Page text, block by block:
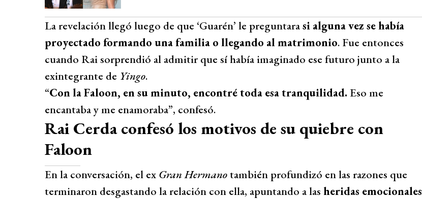
La revelación llegó luego de que ‘Guarén’ le preguntarasi alguna vez se había
proyectado formando una familia o llegando al matrimonio. Fue entonces
cuando Rai sorprendió al admitir que sí había imaginado ese futuro junto a la
exintegrante de Yingo.
“Con la Faloon, en su minuto, encontré toda esa tranquilidad. Eso me
encantaba y me enamoraba”, confesó.
Rai Cerda confesó los motivos de su quiebre con
Faloon
En la conversación, el ex Gran Hermano también profundizó en las razones que
terminaron desgastando la relación con ella, apuntando a las heridas emocionales